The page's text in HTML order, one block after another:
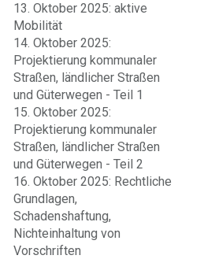
13. Oktober 2025: aktive
Mobilität
14. Oktober 2025:
Projektierung kommunaler
Straßen, ländlicher Straßen
und Güterwegen - Teil 1
15. Oktober 2025:
Projektierung kommunaler
Straßen, ländlicher Straßen
und Güterwegen - Teil 2
16. Oktober 2025: Rechtliche
Grundlagen,
Schadenshaftung,
Nichteinhaltung von
Vorschriften